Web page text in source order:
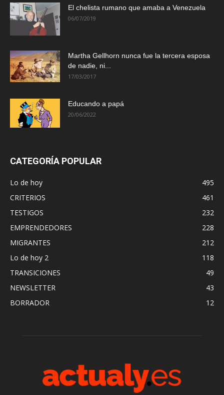
El chelista rumano que amaba a Venezuela
06/07/2019
Martha Gellhorn nunca fue la tercera esposa
de nadie, ni...
17/03/2017
Educando a papá
20/06/2022
CATEGORÍA POPULAR
Lo de hoy
495
CRITERIOS
461
TESTIGOS
232
EMPRENDEDORES
228
MIGRANTES
212
Lo de hoy 2
118
TRANSICIONES
49
NEWSLETTER
43
BORRADOR
12